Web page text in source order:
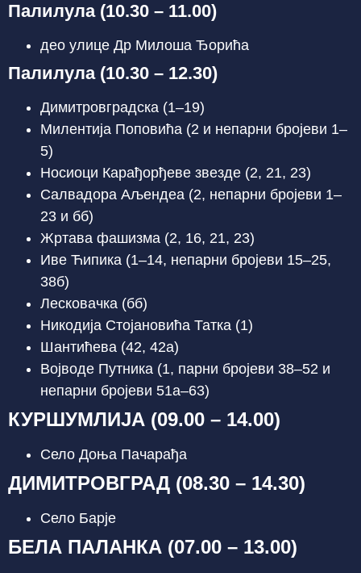
Палилула (10.30 – 11.00)
део улице Др Милоша Ђорића
Палилула (10.30 – 12.30)
Димитровградска (1–19)
Милентија Поповића (2 и непарни бројеви 1–
5)
Носиоци Карађорђеве звезде (2, 21, 23)
Салвадора Аљендеа (2, непарни бројеви 1–
23 и бб)
Жртава фашизма (2, 16, 21, 23)
Иве Ћипика (1–14, непарни бројеви 15–25,
38б)
Лесковачка (бб)
Никодија Стојановића Татка (1)
Шантићева (42, 42а)
Војводе Путника (1, парни бројеви 38–52 и
непарни бројеви 51а–63)
КУРШУМЛИЈА (09.00 – 14.00)
Село Доња Пачарађа
ДИМИТРОВГРАД (08.30 – 14.30)
Село Барје
БЕЛА ПАЛАНКА (07.00 – 13.00)